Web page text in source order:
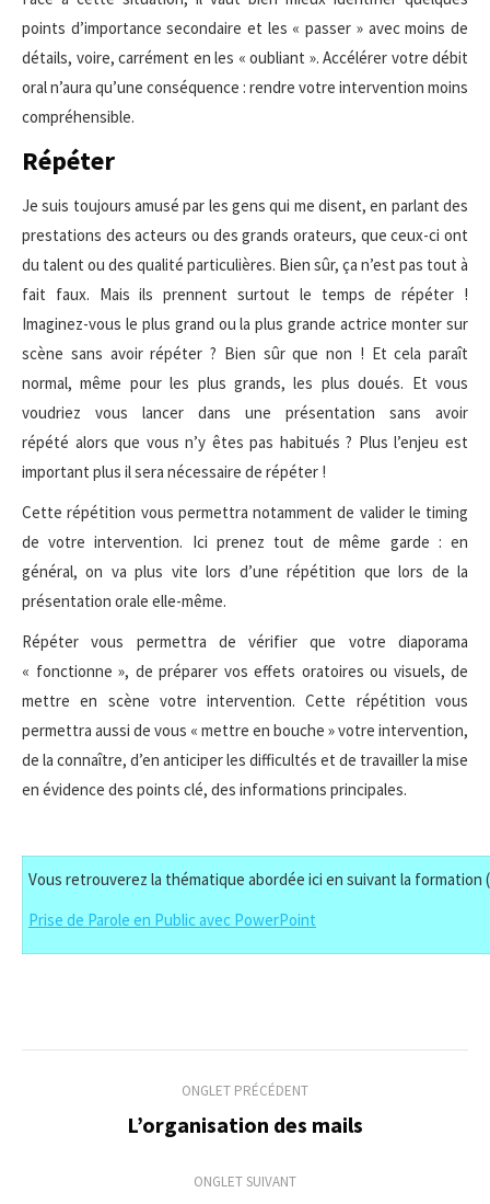
points d’importance secondaire et les « passer » avec moins de
détails, voire, carrément en les « oubliant ». Accélérer votre débit
oral n’aura qu’une conséquence : rendre votre intervention moins
compréhensible.
Répéter
Je suis toujours amusé par les gens qui me disent, en parlant des
prestations des acteurs ou des grands orateurs, que ceux-ci ont
du talent ou des qualité particulières. Bien sûr, ça n’est pas tout à
fait faux. Mais ils prennent surtout le temps de répéter !
Imaginez-vous le plus grand ou la plus grande actrice monter sur
scène sans avoir répéter ? Bien sûr que non ! Et cela paraît
normal, même pour les plus grands, les plus doués. Et vous
voudriez vous lancer dans une présentation sans avoir
répété alors que vous n’y êtes pas habitués ? Plus l’enjeu est
important plus il sera nécessaire de répéter !
Cette répétition vous permettra notamment de valider le timing
de votre intervention. Ici prenez tout de même garde : en
général, on va plus vite lors d’une répétition que lors de la
présentation orale elle-même.
Répéter vous permettra de vérifier que votre diaporama
« fonctionne », de préparer vos effets oratoires ou visuels, de
mettre en scène votre intervention. Cette répétition vous
permettra aussi de vous « mettre en bouche » votre intervention,
de la connaître, d’en anticiper les difficultés et de travailler la mise
en évidence des points clé, des informations principales.
Vous retrouverez la thématique abordée ici en suivant la
Prise de Parole en Public avec PowerPoint
commentaire
ONGLET PRÉCÉDENT
Onglet
L’organisation des mails
ONGLET SUIVANT